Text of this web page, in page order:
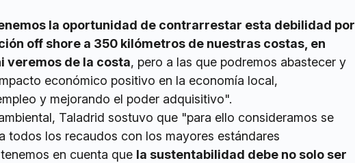
la oportunidad de contrarrestar esta debilidad por
off shore a 350 kilómetros de nuestras costas, en
veremos de la costa, pero a las que podremos abastecer y
económico positivo en la economía local,
y mejorando el poder adquisitivo".
Taladrid sostuvo que "para ello consideramos se
todos los recaudos con los mayores estándares
en cuenta que la sustentabilidad debe no solo ser